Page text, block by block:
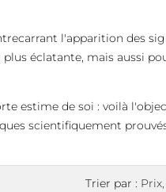
l'apparition des
éclatante, mais aussi
estime de soi : voilà
scientifiquement
Trier par :